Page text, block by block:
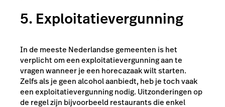
5. Exploitatievergunning
In de meeste Nederlandse gemeenten is het
verplicht om een exploitatievergunning aan te
vragen wanneer je een horecazaak wilt starten.
Zelfs als je geen alcohol aanbiedt, heb je toch vaak
een exploitatievergunning nodig. Uitzonderingen op
de regel zijn bijvoorbeeld restaurants die enkel